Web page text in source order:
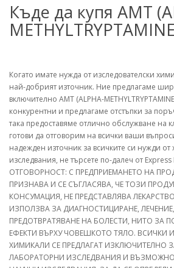
Къде да купя AMT
Когато имате нужда от изследователски
най-добрият източник. Ние предлагаме
включително AMT (ALPHA-
конкурентни и предлагаме отстъпки за
така предоставяме отлично обслужване на
готови да отговорим на всички ваши
надежден източник за всичките си нужди
изследвания, не търсете по-далеч от
ОТГОВОРНОСТ: С ПРЕДПРИЕМАНЕТО НА
ПРИЗНАВА И СЕ СЪГЛАСЯВА, ЧЕ ТОЗИ
КОНСУМАЦИЯ, НЕ ПРЕДСТАВЛЯВА
ИЗПОЛЗВА ЗА ДИАГНОСТИЦИРАНЕ,
ПРЕДОТВРАТЯВАНЕ НА БОЛЕСТИ, НИТО ЗА
ЕФЕКТИ ВЪРХУ ЧОВЕШКОТО ТЯЛО. ВСИЧКИ
ХИМИКАЛИ СЕ ПРЕДЛАГАТ ИЗКЛЮЧИТЕЛНО
ЛАБОРАТОРНИ ИЗСЛЕДВАНИЯ И